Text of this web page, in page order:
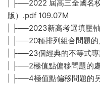
| ├──2022 屆高三全國名
版）.pdf 109.07M
| ├──2023新高考選填壓
| ├──20種排列組合問題
| ├──23個經典的不等式
| ├──2極值點偏移問題的
| ├──4極值點偏移問題的